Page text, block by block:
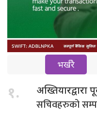
भर्खरै
१. अख्तियारद्वारा
सचिवहरुको